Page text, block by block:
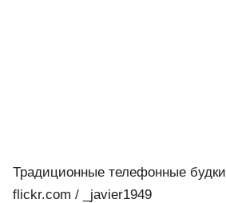
Традиционные телефонные будки
flickr.com / _javier1949